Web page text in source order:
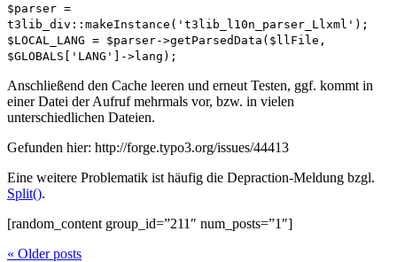
$parser =
t3lib_div::makeInstance('t3lib_l10n_parser_Llxml');
$LOCAL_LANG = $parser->getParsedData($llFile,
$GLOBALS['LANG']->lang);
Anschließend den Cache leeren und erneut Testen, ggf. kommt in
einer Datei der Aufruf mehrmals vor, bzw. in vielen
unterschiedlichen Dateien.
Gefunden hier: http://forge.typo3.org/issues/44413
Eine weitere Problematik ist häufig die Depraction-Meldung bzgl.
Split().
[random_content group_id=”211″ num_posts=”1″]
« Olderposts